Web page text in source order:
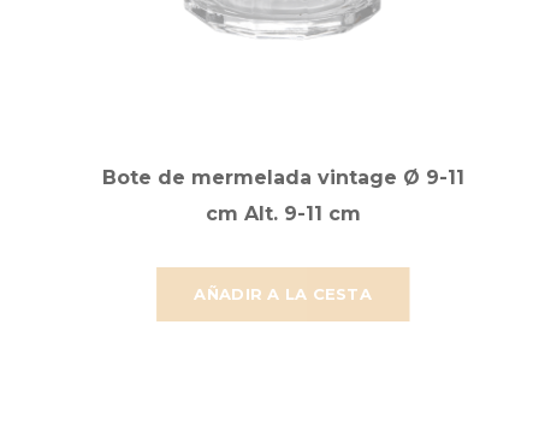
AÑADIR A LA CESTA
Bote de mermelada vintage Ø 9-11
cm Alt. 9-11 cm